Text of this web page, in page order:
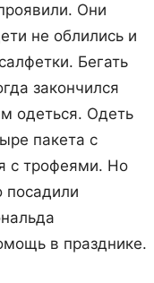
Они
не облились и
Бегать
закончился
одеться. Одеть
пакета с
с трофеями. Но
посадили
в празднике.